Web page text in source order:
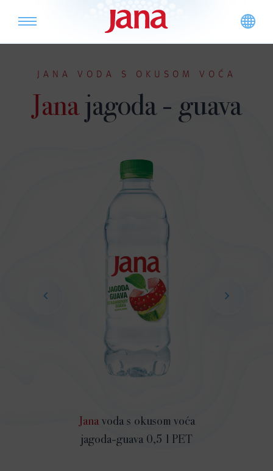
JANA VODA S OKUSOM VOĆA
Janajagoda - guava
Janavoda s okusom voća
jagoda-guava 0,5 l PET